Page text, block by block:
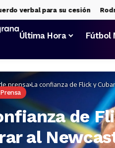
para su cesión Rodri
Última Hora Fútbol
prensa La confianza de Flick y
de
al